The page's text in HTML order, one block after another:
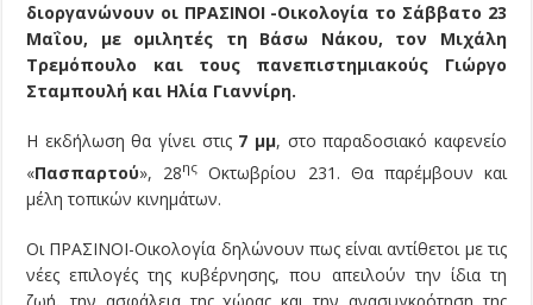
διοργανώνουν οι ΠΡΑΣΙΝΟΙ -Οικολογία το Σάββατο 23
Μαΐου, με ομιλητές τη Βάσω Νάκου, τον Μιχάλη
Τρεμόπουλο και τους πανεπιστημιακούς Γιώργο
Σταμπουλή και Ηλία Γιαννίρη.
Η εκδήλωση θα γίνει στις 7 μμ, στο παραδοσιακό καφενείο
«Πασπαρτού», 28ης Οκτωβρίου 231. Θα παρέμβουν και
μέλη τοπικών κινημάτων.
Οι ΠΡΑΣΙΝΟΙ-Οικολογία δηλώνουν πως είναι αντίθετοι με τις
νέες επιλογές της κυβέρνησης, που απειλούν την ίδια τη